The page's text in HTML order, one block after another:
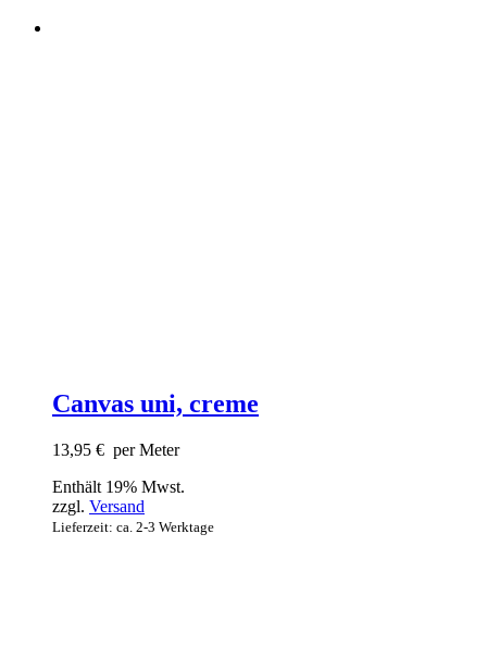
Canvas uni, creme
13,95 € per Meter
Enthält 19% Mwst.
zzgl. Versand
Lieferzeit: ca. 2-3 Werktage